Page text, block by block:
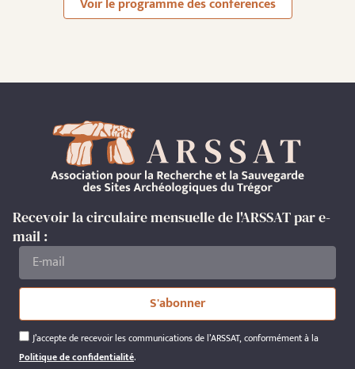
Recevoir la circulaire mensuelle de l'ARSSAT par e-
mail :
J’accepte de recevoir les communications de l’ARSSAT, conformément à la
Politique de confidentialité.
S'abonner